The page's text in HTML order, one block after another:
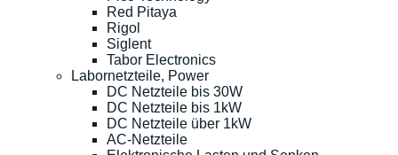
Red Pitaya
Rigol
Siglent
Tabor Electronics
Labornetzteile, Power
DC Netzteile bis 30W
DC Netzteile bis 1kW
DC Netzteile über 1kW
AC-Netzteile